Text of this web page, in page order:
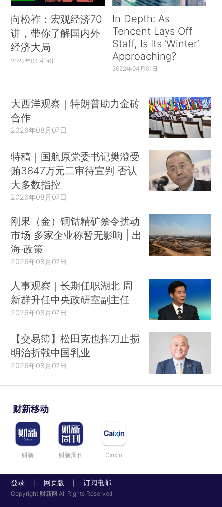
向松祚：宏观经济70
讲，带你了解国内外
经济大局
2022年04月06日
In Depth: As
Tencent Lays Off
Staff, Is Its ‘Winter’
Approaching?
2022年04月01日
大西洋观察｜特朗普助力金砖
合作
2026年08月07日
特稿｜国航原党委书记樊澄受
贿3847万元二审待宣判 否认
大多数指控
2026年08月07日
刚果（金）铜钴精矿禁令扰动
市场 多家企业称暂无影响 | 出
海·政策
2026年08月07日
人事观察｜长期任职湖北 周
新群升任中央政研室副主任
2026年08月07日
【交易簿】松田克也挥刀止损
明治折戟中国乳业
2026年08月07日
财新移动
财新 财新周刊 Caixin
登录 网页版 订阅电邮
Copyright 财新网 All Rights Reserved